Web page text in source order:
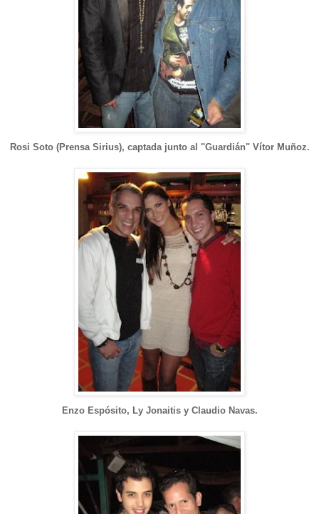
Rosi Soto (Prensa Sirius), captada junto al "Guardián" Vítor Muñoz.
Enzo Espósito, Ly Jonaitis y Claudio Navas.